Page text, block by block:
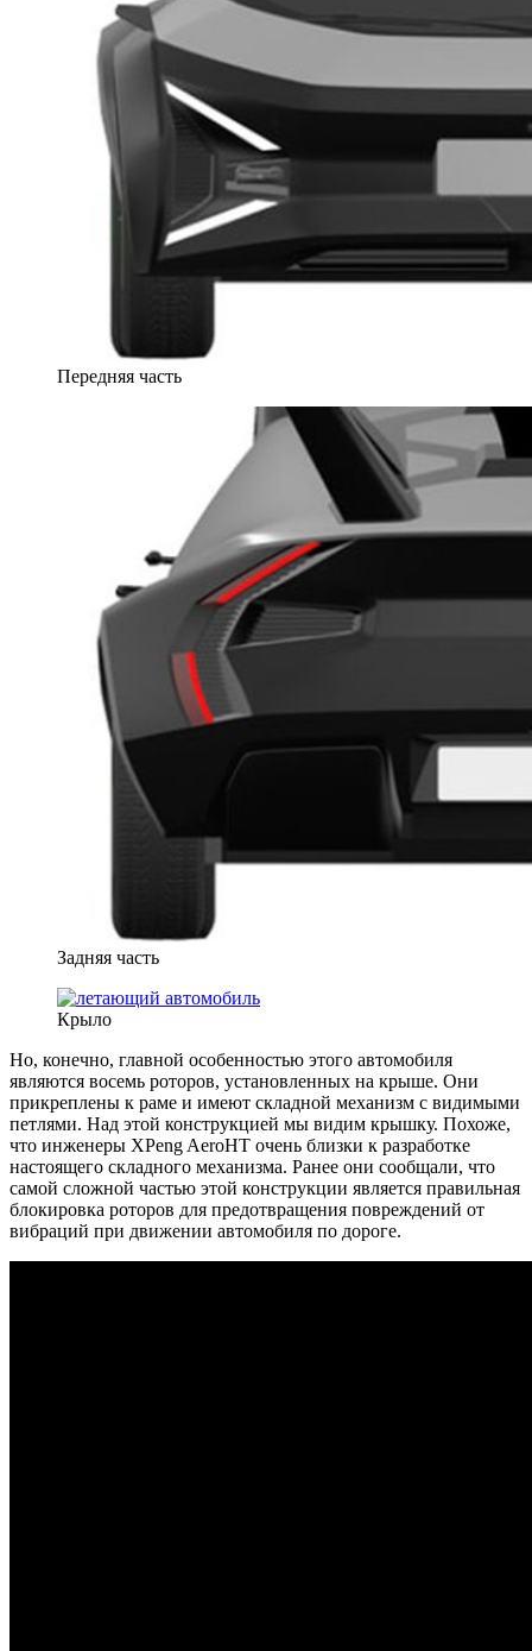
Передняя часть
Задняя часть
Крыло
Но, конечно, главной особенностью этого автомобиля
являются восемь роторов, установленных на крыше. Они
прикреплены к раме и имеют складной механизм с видимыми
петлями. Над этой конструкцией мы видим крышку. Похоже,
что инженеры XPeng AeroHT очень близки к разработке
настоящего складного механизма. Ранее они сообщали, что
самой сложной частью этой конструкции является правильная
блокировка роторов для предотвращения повреждений от
вибраций при движении автомобиля по дороге.